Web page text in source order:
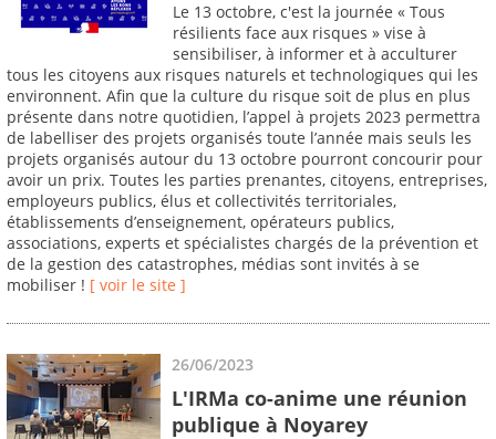
Le 13 octobre, c'est la journée « Tous
résilients face aux risques » vise à
sensibiliser, à informer et à acculturer
tous les citoyens aux risques naturels et technologiques qui les
environnent. Afin que la culture du risque soit de plus en plus
présente dans notre quotidien, l’appel à projets 2023 permettra
de labelliser des projets organisés toute l’année mais seuls les
projets organisés autour du 13 octobre pourront concourir pour
avoir un prix. Toutes les parties prenantes, citoyens, entreprises,
employeurs publics, élus et collectivités territoriales,
établissements d’enseignement, opérateurs publics,
associations, experts et spécialistes chargés de la prévention et
de la gestion des catastrophes, médias sont invités à se
mobiliser ! [ voir le site ]
26/06/2023
L'IRMa co-anime une réunion
publique à Noyarey